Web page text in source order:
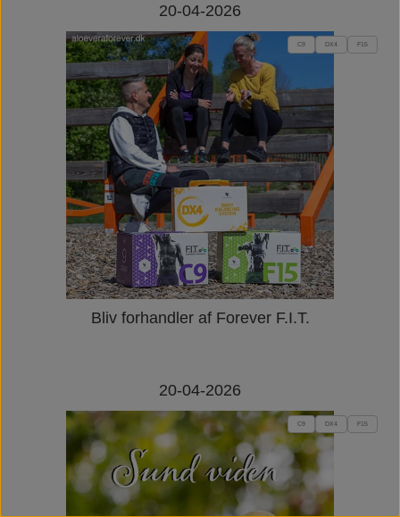
20-04-2026
C9 DX4 F15
Bliv forhandler af Forever F.I.T.
20-04-2026
C9 DX4 F15